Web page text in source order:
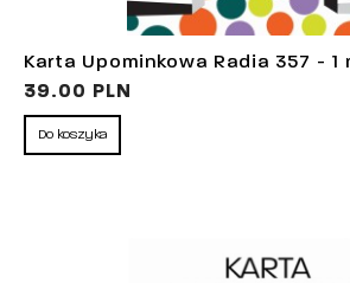
Karta Upominkowa Radia 357 - 1
39.00 PLN
Do koszyka